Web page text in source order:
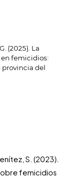
(2025). La
femicidios:
provincia del
S. (2023).
femicidios